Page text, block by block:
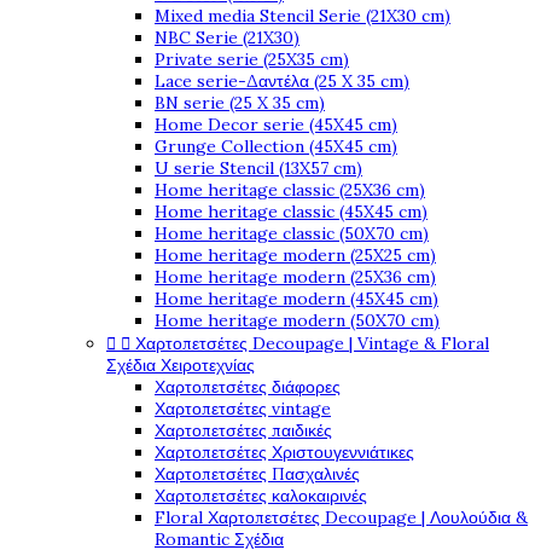
Mixed media Stencil Serie (21X30 cm)
NBC Serie (21X30)
Private serie (25X35 cm)
Lace serie-Δαντέλα (25 X 35 cm)
BN serie (25 X 35 cm)
Home Decor serie (45X45 cm)
Grunge Collection (45X45 cm)
U serie Stencil (13X57 cm)
Home heritage classic (25X36 cm)
Home heritage classic (45X45 cm)
Home heritage classic (50X70 cm)
Home heritage modern (25X25 cm)
Home heritage modern (25X36 cm)
Home heritage modern (45X45 cm)
Home heritage modern (50X70 cm)
  Χαρτοπετσέτες Decoupage | Vintage & Floral
Σχέδια Χειροτεχνίας
Χαρτοπετσέτες διάφορες
Χαρτοπετσέτες vintage
Χαρτοπετσέτες παιδικές
Χαρτοπετσέτες Χριστουγεννιάτικες
Χαρτοπετσέτες Πασχαλινές
Χαρτοπετσέτες καλοκαιρινές
Floral Χαρτοπετσέτες Decoupage | Λουλούδια &
Romantic Σχέδια